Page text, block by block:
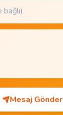
Mesaj Gönder